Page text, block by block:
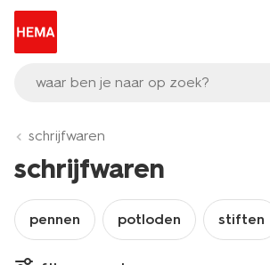
waar ben je naar op zoek?
schrijfwaren
schrijfwaren
pennen potloden stiften